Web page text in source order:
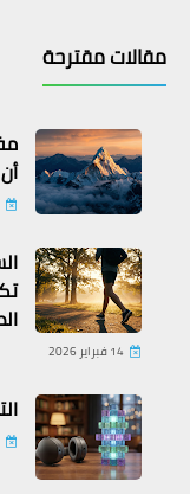
مقالات مقترحة
14 فبراير 2026